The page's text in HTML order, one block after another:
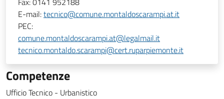
E-mail:tecnico@comune.montaldoscarampi.at.it
PEC:
comune.montaldoscarampi.at@legalmail.it
tecnico.montaldo.scarampi@cert.ruparpiemonte.it
Competenze
Ufficio Tecnico - Urbanistico